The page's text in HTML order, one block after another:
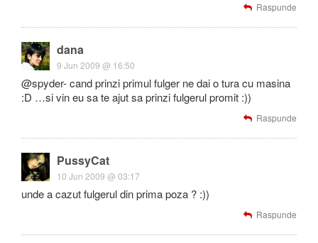
Raspunde
dana
9 Jun 2009 @ 16:50
@spyder- cand prinzi primul fulger ne dai o tura cu masina
:D …si vin eu sa te ajut sa prinzi fulgerul promit :))
Raspunde
PussyCat
10 Jun 2009 @ 03:17
unde a cazut fulgerul din prima poza ? :))
Raspunde